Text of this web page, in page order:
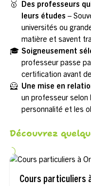
🥇
Des professeurs
leurs études –
universités ou
matière et savent
🎓 Soigneusement
professeur passe
certification avant
🦸 Une mise en
un professeur selon
personnalité et les
Découvrez
Cours particuliers